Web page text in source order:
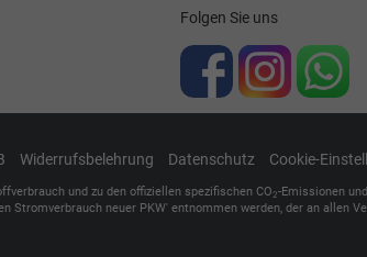
Folgen Sie uns
Widerrufsbelehrung Datenschutz Cookie-
und zu den offiziellen spezifischen CO2-Emissionen
Stromverbrauch neuer PKW' entnommen werden, der an